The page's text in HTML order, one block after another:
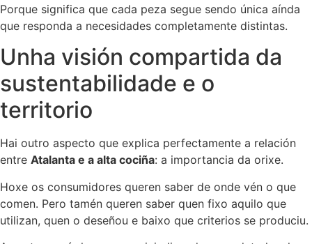
Porque significa que cada peza segue sendo única aínda
que responda a necesidades completamente distintas.
Unha visión compartida da
sustentabilidade e o
territorio
Hai outro aspecto que explica perfectamente a relación
entre Atalanta e a alta cociña: a importancia da orixe.
Hoxe os consumidores queren saber de onde vén o que
comen. Pero tamén queren saber quen fixo aquilo que
utilizan, quen o deseñou e baixo que criterios se produciu.